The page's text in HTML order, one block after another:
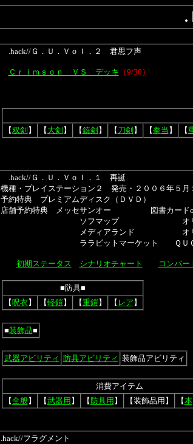
.
.hack//Ｇ．Ｕ．Ｖｏｌ．２ 君思フ声
Ｃｒｉｍｓｏｎ ＶＳ デッキ （9/30）
【双剣 】 【 大剣 】 【銃剣 】 【 刀剣 】 【拳当 】 【
.hack//Ｇ．Ｕ．Ｖｏｌ．１ 再誕
機種・プレイステーション２ 発売・２００６年５
予約特典 プレミアムディスク（ＤＶＤ）
店舗予約特典 メッセサンオー 図書カードorテ
ソフマップ オリジナル
メディアランド オリジナ
ララビットマーケット ＱＵＯ
初期ステータス シナリオチャート コンバー
■防具■
【呪衣】 【軽鎧】 【重鎧】 【 レア 】
■装飾品■
武器アビリティ 防具アビリティ 装飾品アビリティ
消費アイテム
【全般】 【武器用 】 【 防具用 】 【装飾品用 】 【本
.hack//フラグメント